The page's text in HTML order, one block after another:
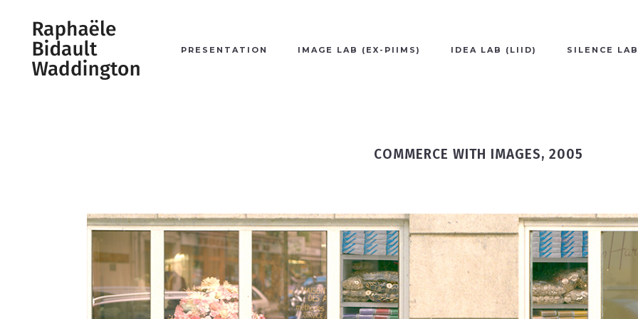
PRESENTATION IMAGE LAB (EX-PIIMS) IDEA LAB (LIID) SILENCE LAB
COMMERCE WITH IMAGES, 2005